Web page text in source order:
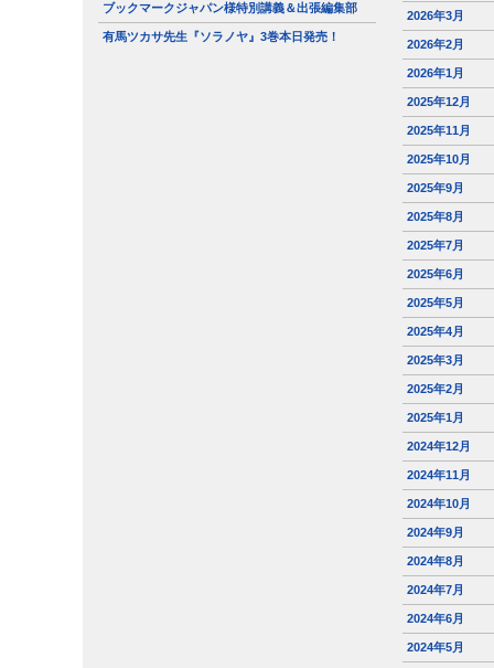
ブックマークジャパン様特別講義＆出張編集部
有馬ツカサ先生『ソラノヤ』3巻本日発売！
2026年3月
2026年2月
2026年1月
2025年12月
2025年11月
2025年10月
2025年9月
2025年8月
2025年7月
2025年6月
2025年5月
2025年4月
2025年3月
2025年2月
2025年1月
2024年12月
2024年11月
2024年10月
2024年9月
2024年8月
2024年7月
2024年6月
2024年5月